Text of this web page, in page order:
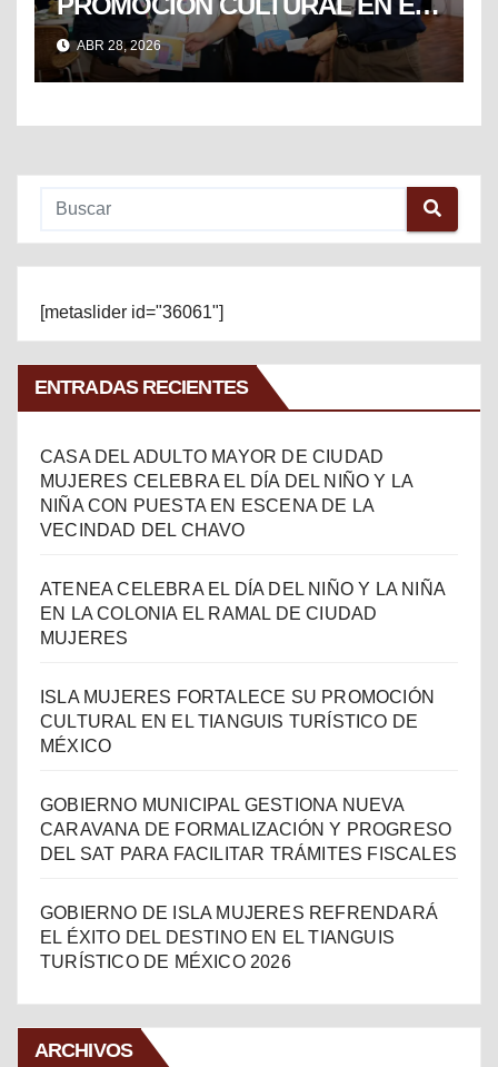
TIANGUIS TURÍSTICO DE
MÉXICO
ABR 28, 2026
[metaslider id="36061"]
ENTRADAS RECIENTES
CASA DEL ADULTO MAYOR DE CIUDAD
MUJERES CELEBRA EL DÍA DEL NIÑO Y LA
NIÑA CON PUESTA EN ESCENA DE LA
VECINDAD DEL CHAVO
ATENEA CELEBRA EL DÍA DEL NIÑO Y LA NIÑA
EN LA COLONIA EL RAMAL DE CIUDAD
MUJERES
ISLA MUJERES FORTALECE SU PROMOCIÓN
CULTURAL EN EL TIANGUIS TURÍSTICO DE
MÉXICO
GOBIERNO MUNICIPAL GESTIONA NUEVA
CARAVANA DE FORMALIZACIÓN Y PROGRESO
DEL SAT PARA FACILITAR TRÁMITES FISCALES
GOBIERNO DE ISLA MUJERES REFRENDARÁ
EL ÉXITO DEL DESTINO EN EL TIANGUIS
TURÍSTICO DE MÉXICO 2026
ARCHIVOS